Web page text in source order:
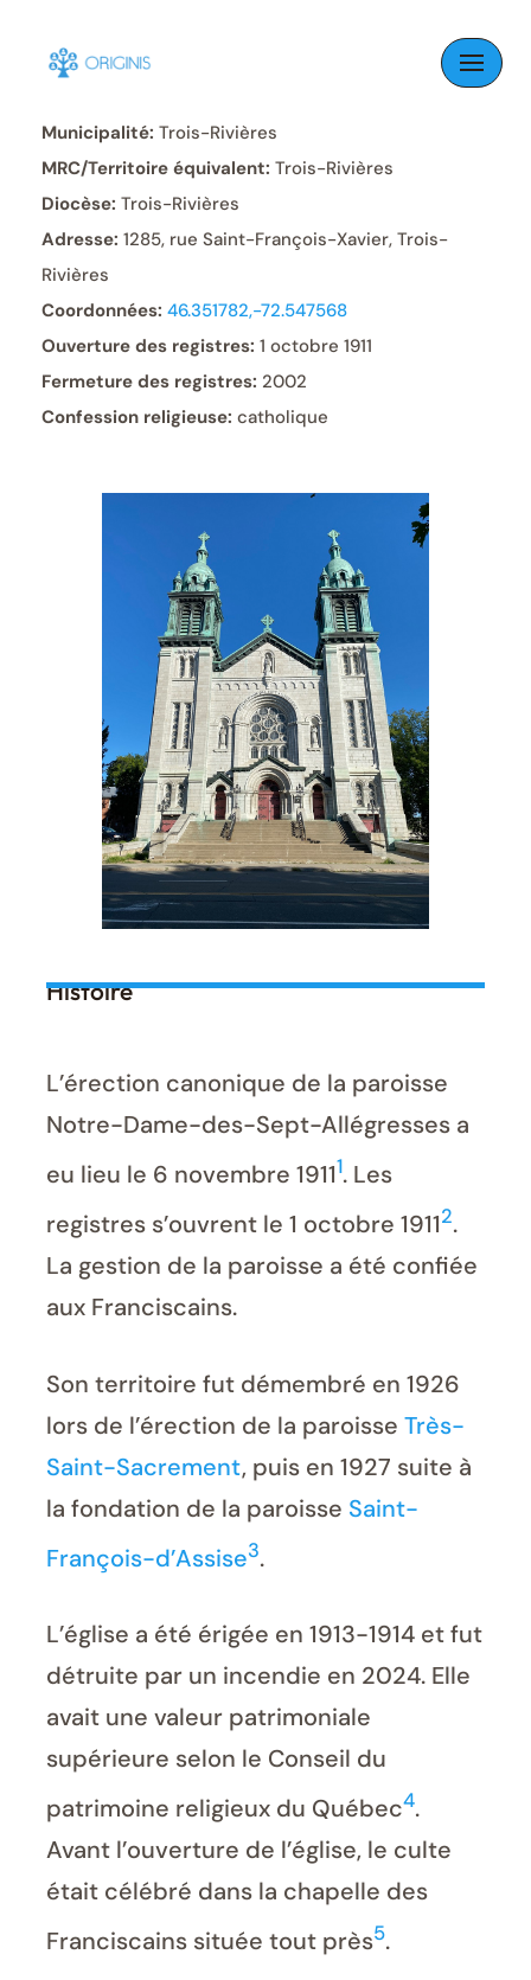
Skip
content
Municipalité: Trois-Rivières
MRC/Territoire équivalent: Trois-Rivières
Diocèse: Trois-Rivières
Adresse: 1285, rue Saint-François-Xavier, Trois-
Rivières
Coordonnées: 46.351782,-72.547568
Ouverture des registres: 1 octobre 1911
Fermeture des registres: 2002
Confession religieuse: catholique
Histoire
L’érection canonique de la paroisse
Notre-Dame-des-Sept-Allégresses a
eu lieu le 6 novembre 19111. Les
registres s’ouvrent le 1 octobre 19112.
La gestion de la paroisse a été confiée
aux Franciscains.
Son territoire fut démembré en 1926
lors de l’érection de la paroisse Très-
Saint-Sacrement, puis en 1927 suite à
la fondation de la paroisse Saint-
François-d’Assise3.
L’église a été érigée en 1913-1914 et fut
détruite par un incendie en 2024. Elle
avait une valeur patrimoniale
supérieure selon le Conseil du
patrimoine religieux du Québec4.
Avant l’ouverture de l’église, le culte
était célébré dans la chapelle des
Franciscains située tout près5.